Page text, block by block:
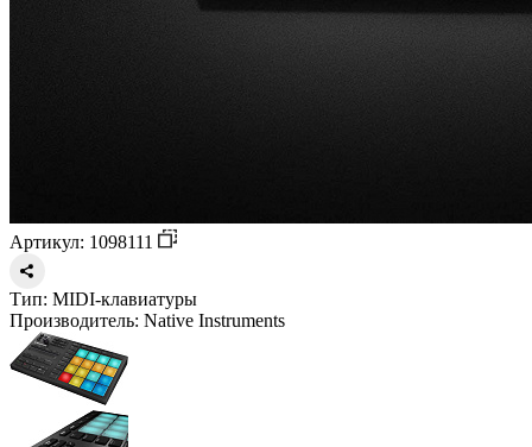
Артикул: 1098111
Тип: MIDI-клавиатуры
Производитель: Native Instruments